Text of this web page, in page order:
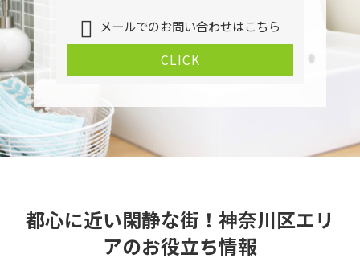
メールでのお問い合わせはこちら
CLICK
都心に近い閑静な街！神奈川区エリ
アのお役立ち情報